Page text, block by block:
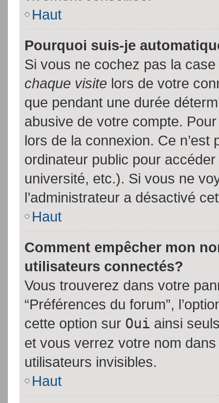
Haut
Pourquoi suis-je
Si vous ne cochez pas la case
chaque visite lors de votre
que pendant une durée
abusive de votre compte.
lors de la connexion. Ce
ordinateur public pour
université, etc.). Si vous ne
l’administrateur a désactivé
Haut
Comment empêcher mon
utilisateurs connectés?
Vous trouverez dans votre
“Préférences du forum”,
cette option sur Oui ainsi
et vous verrez votre nom
utilisateurs invisibles.
Haut